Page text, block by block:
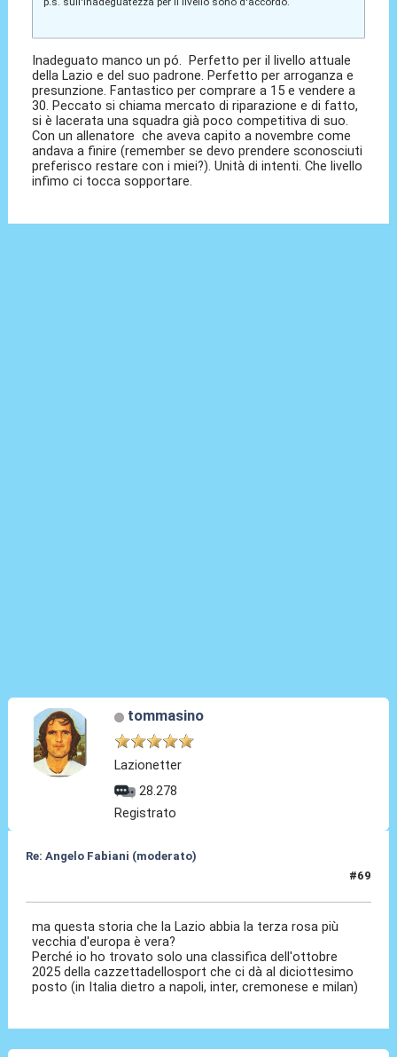
Inadeguato manco un pó. Perfetto per il livello attuale
della Lazio e del suo padrone. Perfetto per arroganza e
presunzione. Fantastico per comprare a 15 e vendere a
30. Peccato si chiama mercato di riparazione e di fatto,
si è lacerata una squadra già poco competitiva di suo.
Con un allenatore che aveva capito a novembre come
andava a finire (remember se devo prendere sconosciuti
preferisco restare con i miei?). Unità di intenti. Che livello
infimo ci tocca sopportare.
tommasino
Lazionetter
28.278
Registrato
Re: Angelo Fabiani (moderato)
#69
ma questa storia che la Lazio abbia la terza rosa più
vecchia d'europa è vera?
Perché io ho trovato solo una classifica dell'ottobre
2025 della cazzettadellosport che ci dà al diciottesimo
posto (in Italia dietro a napoli, inter, cremonese e milan)